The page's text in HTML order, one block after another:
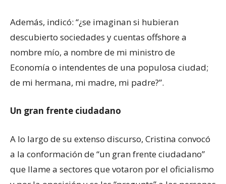
Además, indicó: “¿se imaginan si hubieran
descubierto sociedades y cuentas offshore a
nombre mío, a nombre de mi ministro de
Economía o intendentes de una populosa ciudad;
de mi hermana, mi madre, mi padre?”.
Un gran frente ciudadano
A lo largo de su extenso discurso, Cristina convocó
a la conformación de “un gran frente ciudadano”
que llame a sectores que votaron por el oficialismo